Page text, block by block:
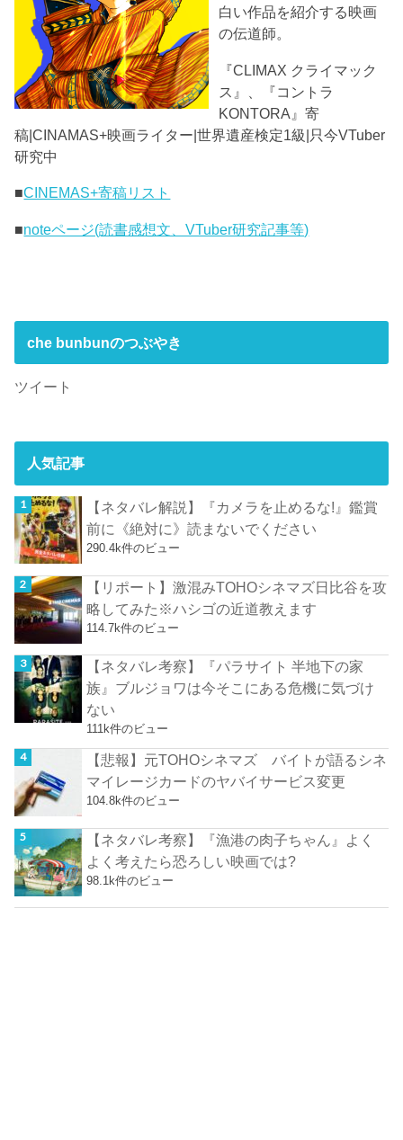
白い作品を紹介する映画
の伝道師。
『CLIMAX クライマック
ス』、『コントラ
KONTORA』寄
稿|CINAMAS+映画ライター|世界遺産検定1級|只今VTuber
研究中
■CINEMAS+寄稿リスト
■noteページ(読書感想文、VTuber研究記事等)
che bunbunのつぶやき
ツイート
人気記事
【ネタバレ解説】『カメラを止めるな!』鑑賞
前に《絶対に》読まないでください
290.4k件のビュー
【リポート】激混みTOHOシネマズ日比谷を攻
略してみた※ハシゴの近道教えます
114.7k件のビュー
【ネタバレ考察】『パラサイト 半地下の家
族』ブルジョワは今そこにある危機に気づけ
ない
111k件のビュー
【悲報】元TOHOシネマズ バイトが語るシネ
マイレージカードのヤバイサービス変更
104.8k件のビュー
【ネタバレ考察】『漁港の肉子ちゃん』よく
よく考えたら恐ろしい映画では?
98.1k件のビュー